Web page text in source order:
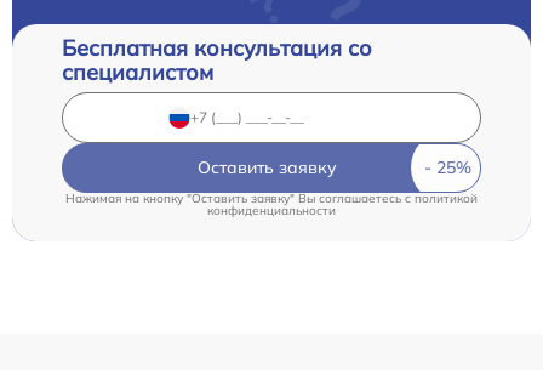
Бесплатная консультация со
специалистом
Оставить заявку
Нажимая на кнопку "Оставить заявку" Вы соглашаетесь cполитикой
конфиденциальности